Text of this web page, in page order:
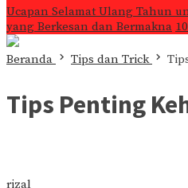
Ucapan Selamat Ulang Tahun
yang Berkesan dan Bermakna
Beranda Tips dan Trick
Tips Penting
rizal